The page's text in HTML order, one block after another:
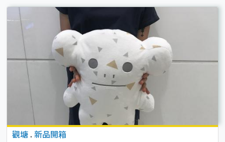
觀塘 . 新品開箱